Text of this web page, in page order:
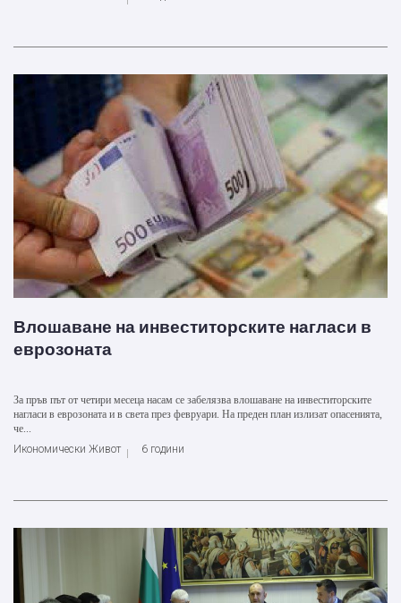
Влошаване на инвеститорските нагласи в
еврозоната
За пръв път от четири месеца насам се забелязва влошаване на инвеститорските
нагласи в еврозоната и в света през февруари. На преден план излизат опасенията,
че...
Икономически Живот
6 години